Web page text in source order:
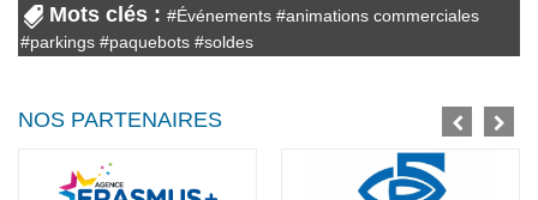
Mots clés : #Événements #animations commerciales
#parkings #paquebots #soldes
NOS PARTENAIRES